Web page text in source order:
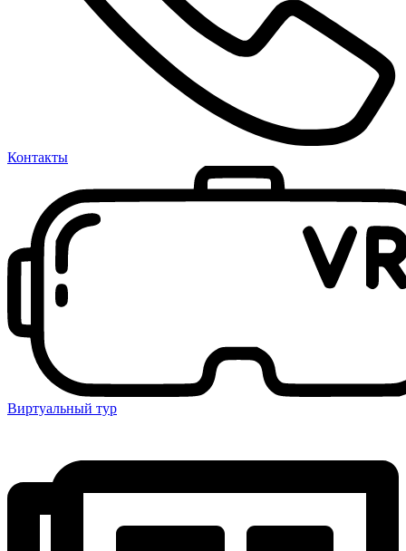
Контакты
Виртуальный тур